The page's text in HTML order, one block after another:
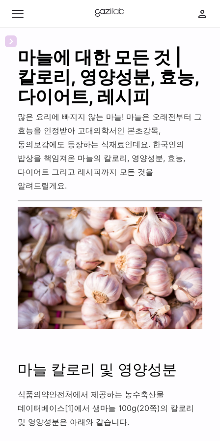
최신 콘텐츠
인기 콘텐츠
취
미
부
의
웰
니
스
체
험
기
카
페
다
이
어
트
메
추
천
딸
보
의
의
건
강
관
리
법
웰
니
스
맛
집
찾
아
삼
만
리
적
당
히
관
리
하
는
직
장
인
잘 먹기
잘 쉬기
잘 움직이기
커리어 웰니스
마늘에 대한 모든 것 |
칼로리, 영양성분, 효능,
다이어트, 레시피
많은 요리에 빠지지 않는 마늘! 마늘은 오래전부터 그
효능을 인정받아 고대의학서인 본초강목,
동의보감에도 등장하는 식재료인데요. 한국인의
밥상을 책임져온 마늘의 칼로리, 영양성분, 효능,
다이어트 그리고 레시피까지 모든 것을
알려드릴게요.
마늘 칼로리 및 영양성분
식품의약안전처에서 제공하는 농수축산물
데이터베이스[1]에서 생마늘 100g(20쪽)의 칼로리
및 영양성분은 아래와 같습니다.